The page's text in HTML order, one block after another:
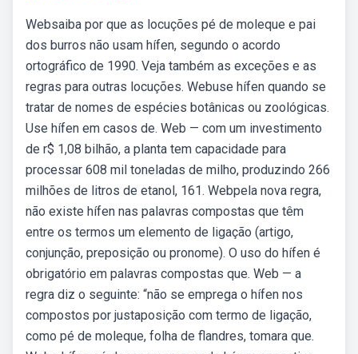
Websaiba por que as locuções pé de moleque e pai
dos burros não usam hífen, segundo o acordo
ortográfico de 1990. Veja também as exceções e as
regras para outras locuções. Webuse hífen quando se
tratar de nomes de espécies botânicas ou zoológicas.
Use hífen em casos de. Web — com um investimento
de r$ 1,08 bilhão, a planta tem capacidade para
processar 608 mil toneladas de milho, produzindo 266
milhões de litros de etanol, 161. Webpela nova regra,
não existe hífen nas palavras compostas que têm
entre os termos um elemento de ligação (artigo,
conjunção, preposição ou pronome). O uso do hífen é
obrigatório em palavras compostas que. Web — a
regra diz o seguinte: “não se emprega o hífen nos
compostos por justaposição com termo de ligação,
como pé de moleque, folha de flandres, tomara que.